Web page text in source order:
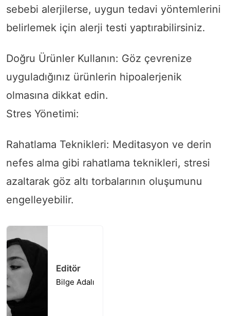
sebebi alerjilerse, uygun tedavi yöntemlerini
belirlemek için alerji testi yaptırabilirsiniz.
Doğru Ürünler Kullanın: Göz çevrenize
uyguladığınız ürünlerin hipoalerjenik
olmasına dikkat edin.
Stres Yönetimi:
Rahatlama Teknikleri: Meditasyon ve derin
nefes alma gibi rahatlama teknikleri, stresi
azaltarak göz altı torbalarının oluşumunu
engelleyebilir.
Editör
Bilge Adalı